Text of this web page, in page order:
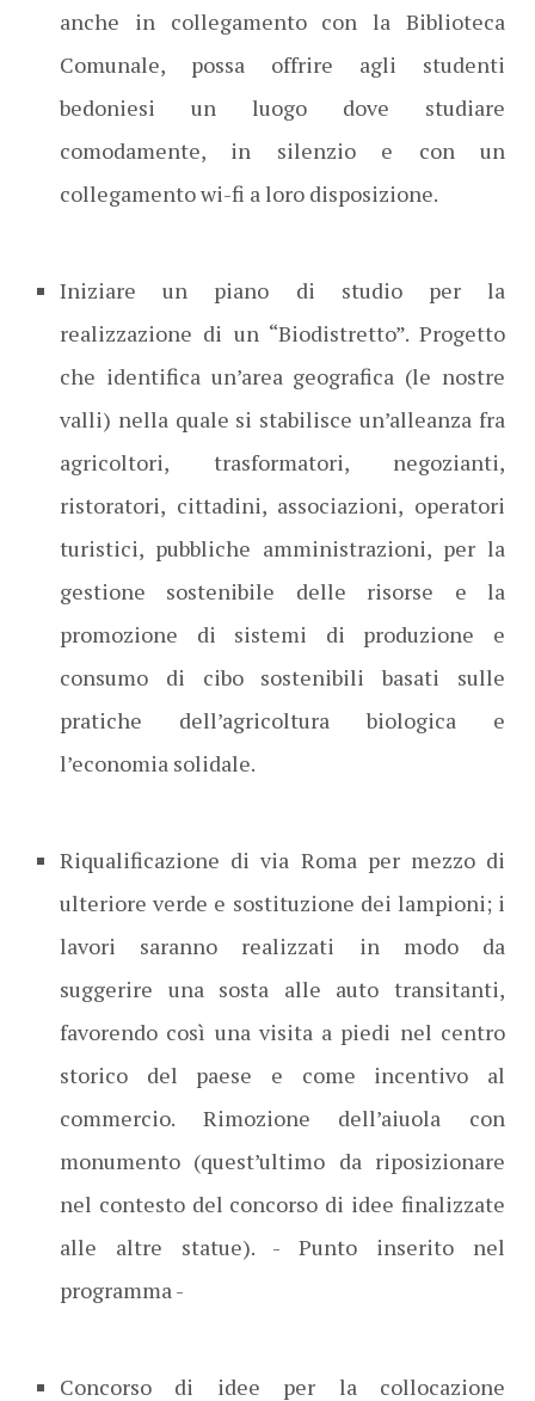
anche in collegamento con la Biblioteca
Comunale, possa offrire agli studenti
bedoniesi un luogo dove studiare
comodamente, in silenzio e con un
collegamento wi-fi a loro disposizione.
Iniziare un piano di studio per la
realizzazione di un “Biodistretto”. Progetto
che identifica un’area geografica (le nostre
valli) nella quale si stabilisce un’alleanza fra
agricoltori, trasformatori, negozianti,
ristoratori, cittadini, associazioni, operatori
turistici, pubbliche amministrazioni, per la
gestione sostenibile delle risorse e la
promozione di sistemi di produzione e
consumo di cibo sostenibili basati sulle
pratiche dell’agricoltura biologica e
l’economia solidale.
Riqualificazione di via Roma per mezzo di
ulteriore verde e sostituzione dei lampioni; i
lavori saranno realizzati in modo da
suggerire una sosta alle auto transitanti,
favorendo così una visita a piedi nel centro
storico del paese e come incentivo al
commercio. Rimozione dell’aiuola con
monumento (quest’ultimo da riposizionare
nel contesto del concorso di idee finalizzate
alle altre statue). - Punto inserito nel
programma -
Concorso di idee per la collocazione